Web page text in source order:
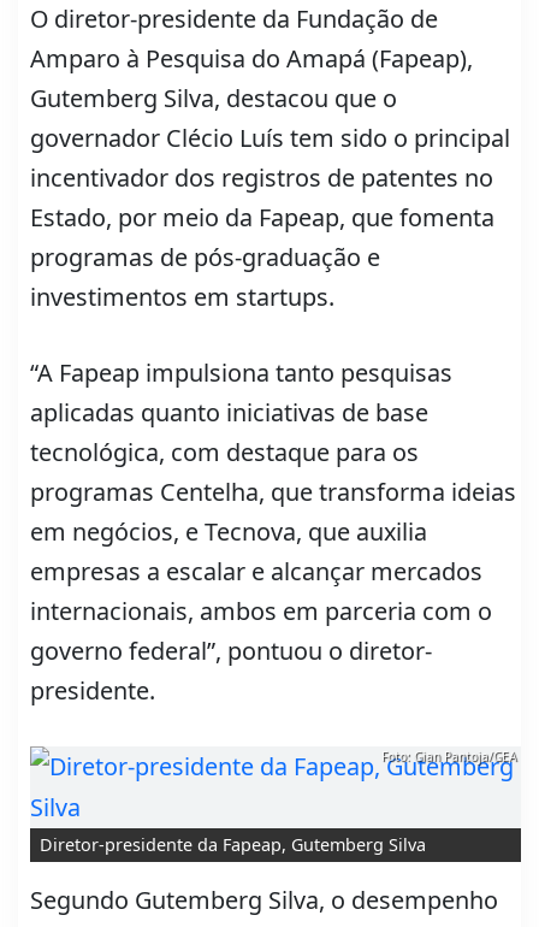
O diretor-presidente da Fundação de
Amparo à Pesquisa do Amapá (Fapeap),
Gutemberg Silva, destacou que o
governador Clécio Luís tem sido o principal
incentivador dos registros de patentes no
Estado, por meio da Fapeap, que fomenta
programas de pós-graduação e
investimentos em startups.
“A Fapeap impulsiona tanto pesquisas
aplicadas quanto iniciativas de base
tecnológica, com destaque para os
programas Centelha, que transforma ideias
em negócios, e Tecnova, que auxilia
empresas a escalar e alcançar mercados
internacionais, ambos em parceria com o
governo federal”, pontuou o diretor-
presidente.
Diretor-presidente da Fapeap, Gutemberg Silva
Foto: Gian Pantoja/GEA
Segundo Gutemberg Silva, o desempenho